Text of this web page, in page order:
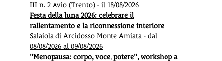
III n. 2 Avio (Trento) - il 18/08/2026
Festa della luna 2026: celebrare il
rallentamento e la riconnessione interiore
Salaiola di Arcidosso Monte Amiata - dal
08/08/2026 al 09/08/2026
"Menopausa: corpo, voce, potere", workshop a